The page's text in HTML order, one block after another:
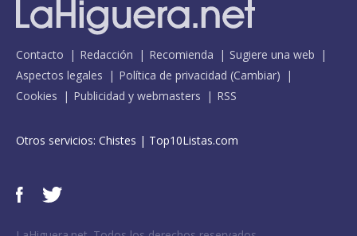
Contacto Redacción Recomienda
Sugiere una web
Aspectos legales
Política de privacidad (Cambiar)
Cookies
Publicidad y webmasters RSS
Otros servicios: Chistes | Top10Listas.com